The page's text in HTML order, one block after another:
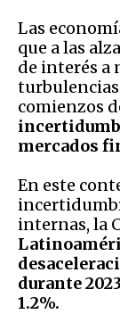
Las
que a las
de interés a
turbulencias
comienzos
mercados
En este
internas, la
durante
1.2%.